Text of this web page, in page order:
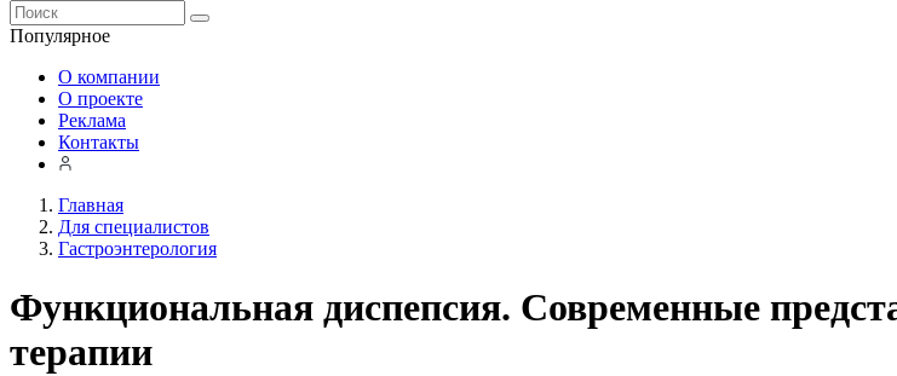
Популярное
О компании
О проекте
Реклама
Контакты
Главная
Для специалистов
Гастроэнтерология
Функциональная диспепсия. Современные
терапии